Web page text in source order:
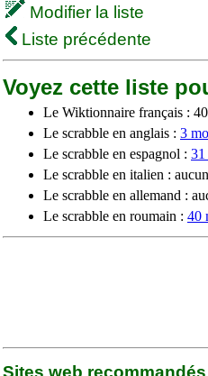
Modifier la liste
Liste précédente
Voyez cette liste
Le Wiktionnaire français :
Le scrabble en anglais : 3
Le scrabble en espagnol : 31
Le scrabble en italien :
Le scrabble en allemand :
Le scrabble en roumain : 40
Sites web recommandés